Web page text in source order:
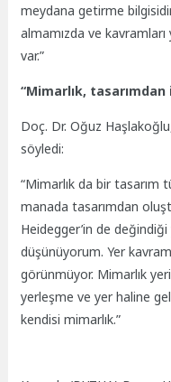
meydana getirme
almamızda ve
var.”
“Mimarlık,
Doç. Dr. Oğuz
söyledi:
“Mimarlık da bir tasarım
manada tasarımdan
Heidegger’in de
düşünüyorum. Yer
görünmüyor. Mimarlık
yerleşme ve yer haline
kendisi mimarlık.”